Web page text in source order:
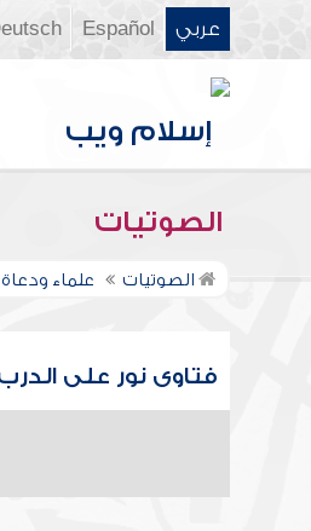
عربي Español
الصوتيات
الصوتيات علماء ودعاة
فتاوى نور على الدرب